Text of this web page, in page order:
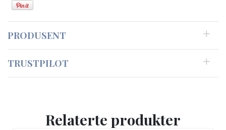
PRODUSENT
TRUSTPILOT
Relaterte produkter